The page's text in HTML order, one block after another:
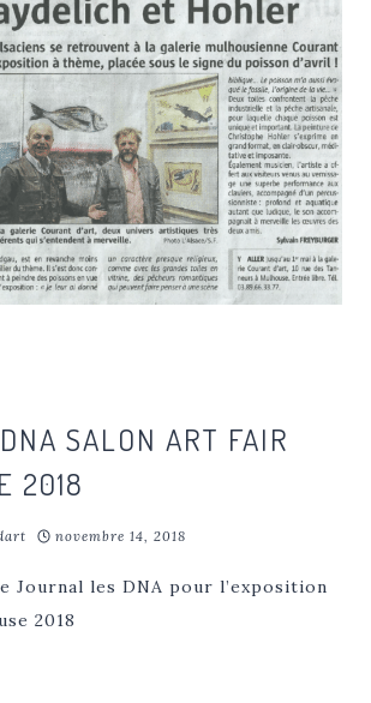
SALON ART FAIR
2018
novembre 14, 2018
Journal les DNA pour l’exposition
2018